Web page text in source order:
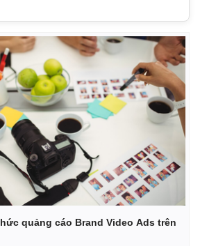
quảng cáo Brand Video Ads trên